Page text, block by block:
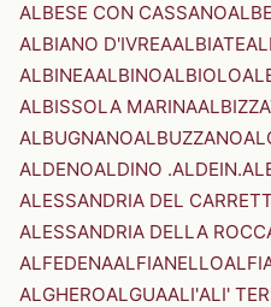
ALBESE CON CASSANO
ALBIANO D'IVREAALBIATE
ALBINEAALBINOALBIOLO
ALBISSOLA MARINA
ALBUGNANOALBUZZANO
ALDENOALDINO .ALDEIN.
ALESSANDRIA DEL
ALESSANDRIA DELLA
ALFEDENAALFIANELLO
ALGHEROALGUAALI'ALI'